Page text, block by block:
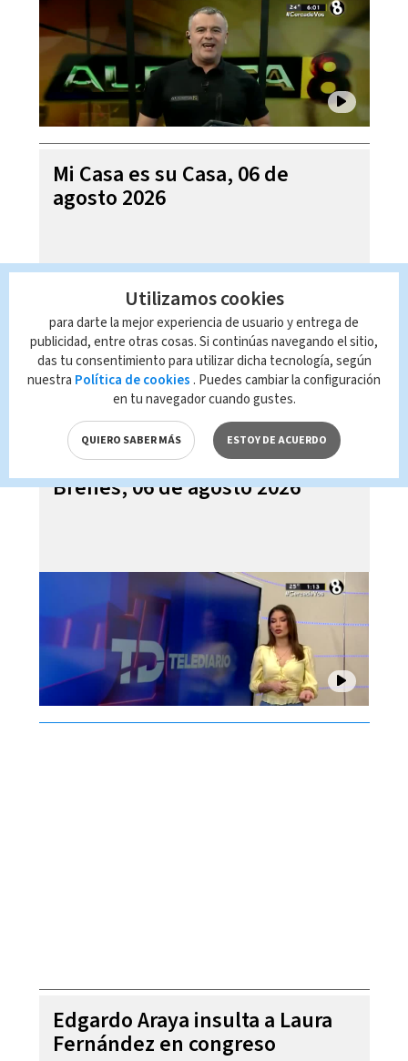
Mi Casa es su Casa, 06 de
agosto 2026
Telediario En Directo con Paula
Brenes, 06 de agosto 2026
Edgardo Araya insulta a Laura
Fernández en congreso
Utilizamos cookies
para darte la mejor experiencia de usuario y entrega de
publicidad, entre otras cosas. Si continúas navegando el sitio,
das tu consentimiento para utilizar dicha tecnología, según
nuestra Política de cookies . Puedes cambiar la configuración
en tu navegador cuando gustes.
QUIERO SABER MÁS ESTOY DE ACUERDO